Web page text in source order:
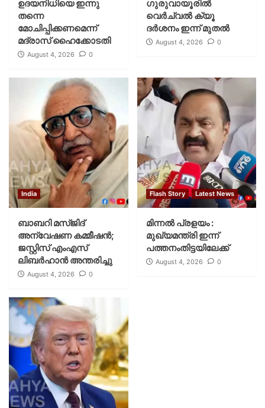
ഉദയനിധിയെ ഇന്നു
തന്നെ
മോചിപ്പിക്കണമെന്ന്
മദ്രാസ് ഹൈക്കോടതി
August 4, 2026 0
ഗുരുവായൂരില്‍
വെര്‍ച്വല്‍ ക്യൂ
ദര്‍ശനം ഇന്ന് മുതല്‍
August 4, 2026 0
India
ബാബറി മസ്ജിദ്
അന്വേഷണ കമ്മീഷന്‍;
ജസ്റ്റിസ് എംഎസ്
ലിബര്‍ഹാന്‍ അന്തരിച്ചു
August 4, 2026 0
Flash Story Latest News
മിന്നല്‍ പ്രളയം :
മുഖ്യമന്ത്രി ഇന്ന്
പത്തനംതിട്ടയിലേക്ക്
August 4, 2026 0